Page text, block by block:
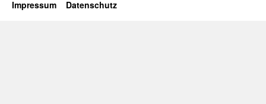
Impressum Datenschutz